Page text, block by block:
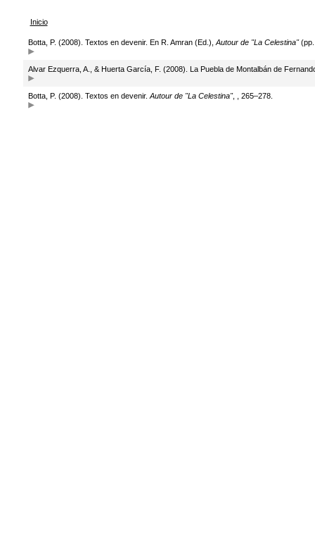
Inicio
Botta, P. (2008). Textos en devenir. En R. Amran (Ed.), Autour de "La Celestina"(pp.
Alvar Ezquerra, A., & Huerta García, F. (2008). La Puebla de Montalbán de
Botta, P. (2008). Textos en devenir. Autour de "La Celestina", , 265–278.